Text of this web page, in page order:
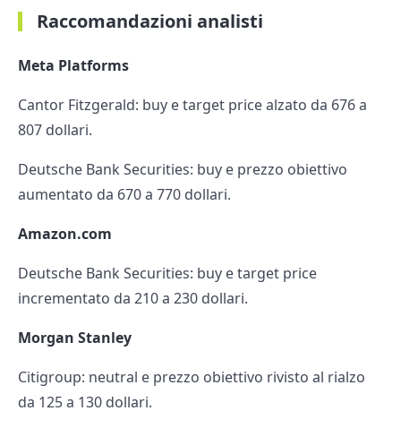
Raccomandazioni analisti
Meta Platforms
Cantor Fitzgerald: buy e target price alzato da 676 a
807 dollari.
Deutsche Bank Securities: buy e prezzo obiettivo
aumentato da 670 a 770 dollari.
Amazon.com
Deutsche Bank Securities: buy e target price
incrementato da 210 a 230 dollari.
Morgan Stanley
Citigroup: neutral e prezzo obiettivo rivisto al rialzo
da 125 a 130 dollari.